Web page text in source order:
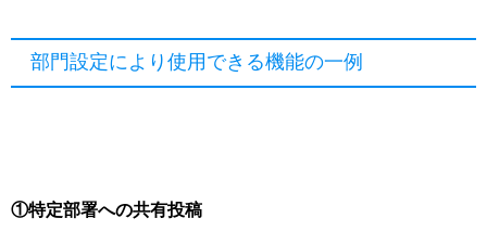
部門設定により使用できる機能の一例
①特定部署への共有投稿